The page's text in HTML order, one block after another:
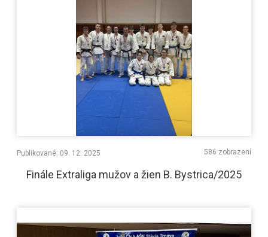
Publikované: 09. 12. 2025 586 zobrazení
Finále Extraliga mužov a žien B. Bystrica/2025